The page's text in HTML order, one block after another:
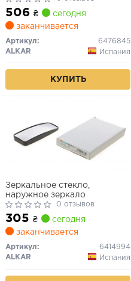
506 ₴
сегодня
заканчивается
Артикул:
6476845
ALKAR
Испания
КУПИТЬ
Зеркальное стекло,
наружное зеркало
0 отзывов
305 ₴
сегодня
заканчивается
Артикул:
6414994
ALKAR
Испания